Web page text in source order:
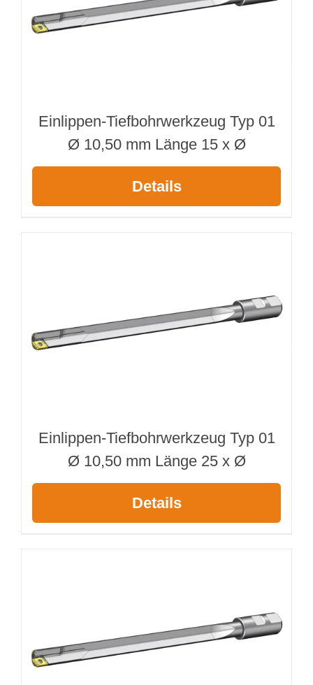
Einlippen-Tiefbohrwerkzeug Typ 01
Ø 10,50 mm Länge 15 x Ø
Details
Einlippen-Tiefbohrwerkzeug Typ 01
Ø 10,50 mm Länge 25 x Ø
Details